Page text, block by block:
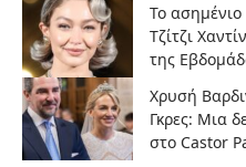
Το
Τζίτζι
της
Χρυσή
Γκρες: Μια
στο Castor